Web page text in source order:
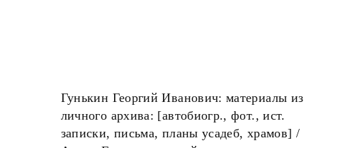
Гунькин Георгий Иванович: материалы из
личного архива: [автобиогр., фот., ист.
записки, письма, планы усадеб, храмов] /